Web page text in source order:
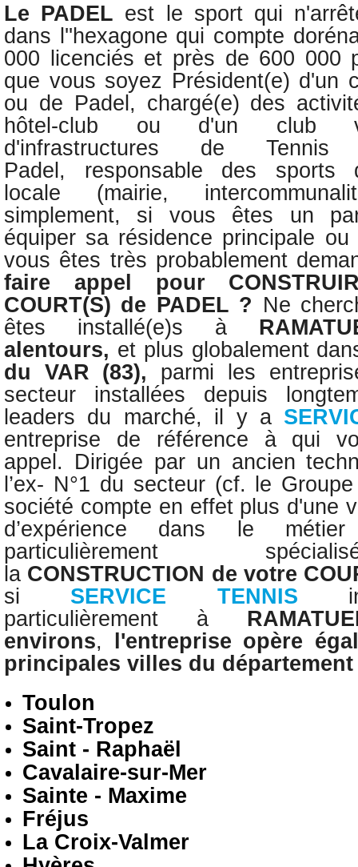
Le PADEL est le sport qui
dans l''hexagone qui compte
000 licenciés et près de 600 000
que vous soyez Président(e) d'un
ou de Padel, chargé(e) des
hôtel-club ou d'un club
d'infrastructures de
Padel, responsable des sports
locale (mairie,
simplement, si vous êtes un
équiper sa résidence principale ou
vous êtes très probablement
faire appel pour
COURT(S) de PADEL ? Ne
êtes installé(e)s à
alentours, et plus globalement
du
VAR (83), parmi les
secteur installées depuis
leaders du marché, il y a
entreprise de référence à qui
appel. Dirigée par un ancien
l’ex- N°1 du secteur (cf. le
société compte en effet plus d'une
d’expérience dans le
particulièrement
la CONSTRUCTION de votre
si SERVICE TENNIS
particulièrement à
environs, l'entreprise opère
principales villes du
Toulon
Saint-Tropez
Saint - Raphaël
Cavalaire-sur-Mer
Sainte - Maxime
Fréjus
La Croix-Valmer